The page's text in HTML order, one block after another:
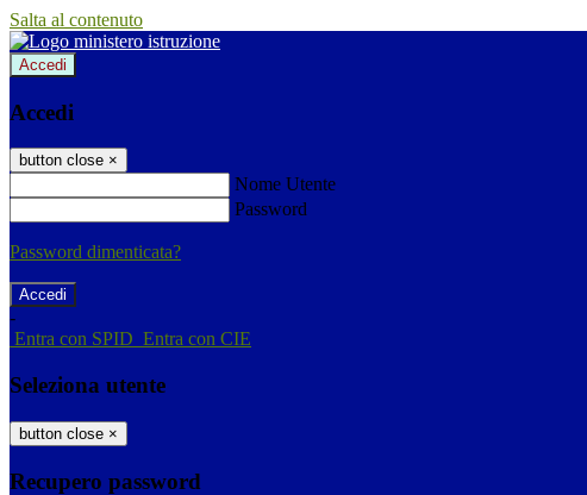
Salta al contenuto
Accedi
Accedi
button close ×
Nome Utente
Password
Password dimenticata?
-
Entra con SPID Entra con CIE
Seleziona utente
button close ×
Recupero password